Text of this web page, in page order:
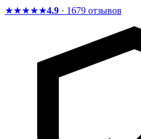
★★★★★4.9 · 1679 отзывов